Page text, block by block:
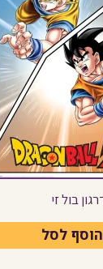
הוסף לסל